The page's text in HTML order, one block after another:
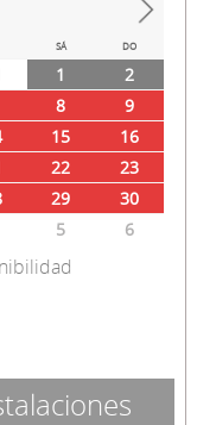
Next
SÁ DO
1
2
8
9
15
16
22
23
29
30
5 6